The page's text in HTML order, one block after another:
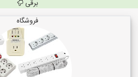
برقی
فروشگاه